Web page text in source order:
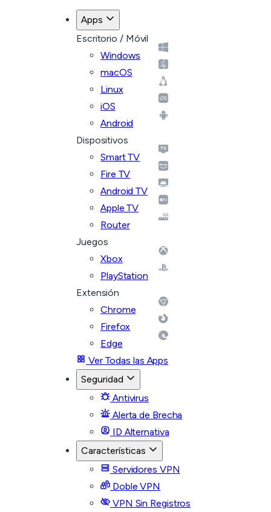
Apps
Escritorio / Móvil
Windows
macOS
Linux
iOS
Android
Dispositivos
Smart TV
Fire TV
Android TV
Apple TV
Router
Juegos
Xbox
PlayStation
Extensión
Chrome
Firefox
Edge
Ver Todas las Apps
Seguridad
Antivirus
Alerta de Brecha
ID Alternativa
Características
Servidores VPN
Doble VPN
VPN Sin Registros